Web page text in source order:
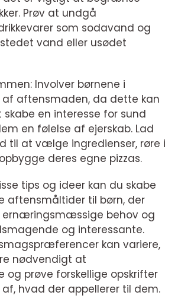
Prøv at undgå
som sodavand og
vand eller usødet
Involver børnene i
aftensmaden, da dette kan
en interesse for sund
en følelse af ejerskab. Lad
til at vælge ingredienser, røre i
deres egne pizzas.
tips og ideer kan du skabe
aftensmåltider til børn, der
ernæringsmæssige behov og
og interessante.
kan variere,
nødvendigt at
og prøve forskellige opskrifter
hvad der appellerer til dem.